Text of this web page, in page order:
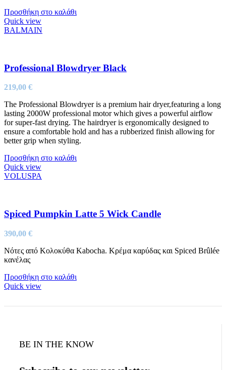
Προσθήκη στο καλάθι
Quick view
BALMAIN
Professional Blowdryer Black
219,00 €
The Professional Blowdryer is a premium hair dryer,featuring a long
lasting 2000W professional motor which gives a powerful airflow
for super-fast drying. The hairdryer is ergonomically designed to
ensure a comfortable hold and has a rubberized finish allowing for
better grip when styling.
Προσθήκη στο καλάθι
Quick view
VOLUSPA
Spiced Pumpkin Latte 5 Wick Candle
390,00 €
Νότες από Κολοκύθα Kabocha. Κρέμα καρύδας και Spiced Brûlée
κανέλας
Προσθήκη στο καλάθι
Quick view
BE IN THE KNOW